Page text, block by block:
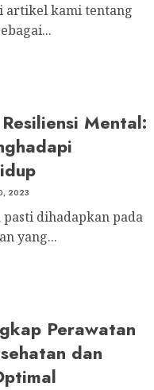
artikel kami tentang
Mental:
2023
dihadapkan pada
yang...
Perawatan
dan